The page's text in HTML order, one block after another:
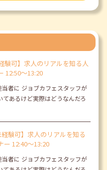
験可】求人のリアルを知る人
12:50～13:20
者に ジョブカフェスタッフが
あるけど実際はどうなんだろ
験可】求人のリアルを知る
ー 12:40～13:20
者に ジョブカフェスタッフが